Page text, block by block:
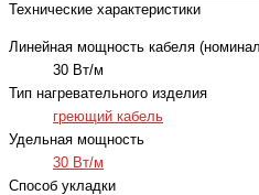
Технические характеристики
Линейная мощность кабеля
30 Вт/м
Тип нагревательного изделия
греющий кабель
Удельная мощность
30 Вт/м
Способ укладки